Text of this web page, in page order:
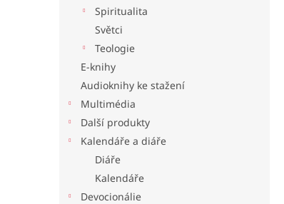
Spiritualita
Světci
Teologie
E-knihy
Audioknihy ke stažení
Multimédia
Další produkty
Kalendáře a diáře
Diáře
Kalendáře
Devocionálie